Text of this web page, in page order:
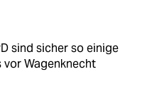
sind sicher so einige
vor Wagenknecht